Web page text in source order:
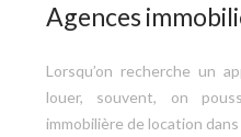
Agences
Lorsqu’on recherche un
louer, souvent, on
immobilière de location